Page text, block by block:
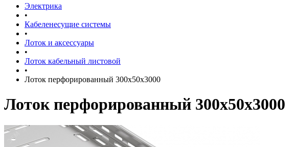
Электрика
•
Кабеленесущие системы
•
Лоток и аксессуары
•
Лоток кабельный листовой
•
Лоток перфорированный 300х50х3000
Лоток перфорированный 300х50х3000